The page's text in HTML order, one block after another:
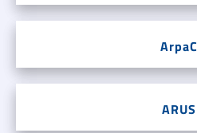
ArpaC
ARUS